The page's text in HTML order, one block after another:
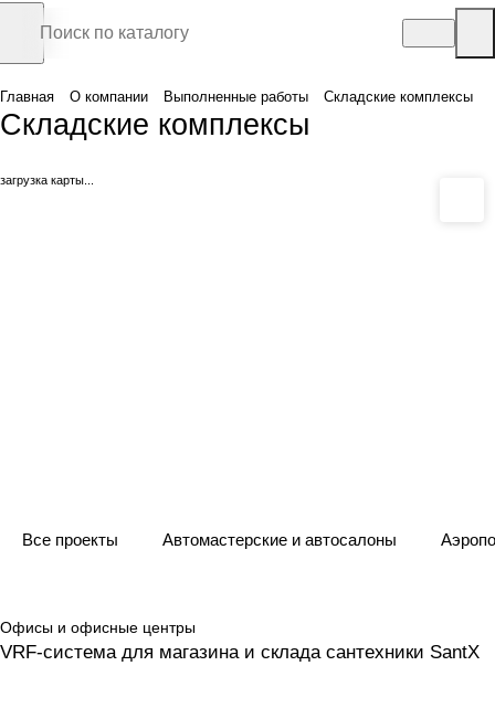
Главная О компании Выполненные работы Складские комплексы
Складские комплексы
загрузка карты...
Все проекты Автомастерские и автосалоны
Офисы и офисные центры
VRF-система для магазина и склада сантехники SantX